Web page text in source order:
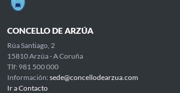
CONCELLO DE ARZÚA
Rúa Santiago, 2
15810 Arzúa - A Coruña
Tlf: 981 500 000
Información: sede@concellodearzua.com
Ir a Contacto